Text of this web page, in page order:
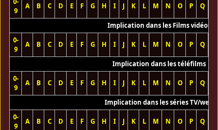
9
A B C D E F G H I J K L M N O P Q
Implication dans les Films vidéos
0-
9
A B C D E F G H I J K L M N O P Q
Implication dans les téléfilms
0-
9
A B C D E F G H I J K L M N O P Q
Implication dans les séries TV/web
0-
9
A B C D E F G H I J K L M N O P Q